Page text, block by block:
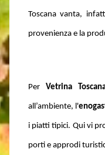
Toscana vanta,
provenienza e la
PerVetrina
all’ambiente, l'
i piatti tipici. Qui vi
porti e approdi